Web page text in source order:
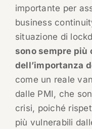
importante per
business
situazione di
sono sempre più
dell’importanza
come un reale
dalle PMI, che
crisi, poiché
più vulnerabili